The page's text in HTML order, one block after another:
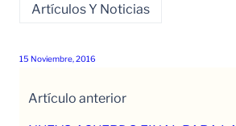
Artículos Y Noticias
15 Noviembre, 2016
Artículo anterior